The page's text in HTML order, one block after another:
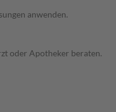
anwenden.
oder Apotheker beraten.